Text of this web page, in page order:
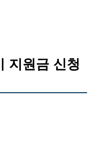
지원금 신청